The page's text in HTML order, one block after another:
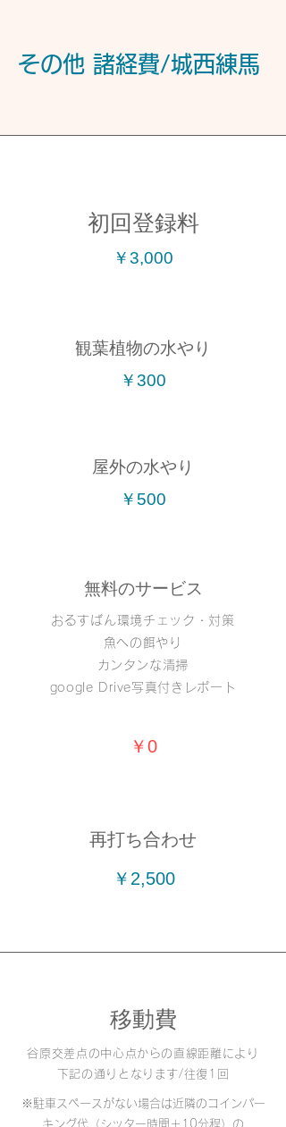
その他​ 諸経費/城西練馬
初回登録料
￥3,000
観葉植物の水やり
￥300
屋外の水やり
￥500
無料のサービス
おるすばん環境チェック・対策​
​魚への餌やり
​カンタンな清掃
google Drive写真付きレポート
￥0
再打ち合わせ
￥2,500
移動費
谷原交差点の中心点からの直線距離により
下記の通りとなります/往復1回
※駐車スペースがない場合は近隣の コインパー
キング代（シッター時間＋10分程）の